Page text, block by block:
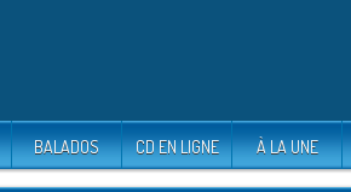
BALADOS CD EN LIGNE À LA UNE